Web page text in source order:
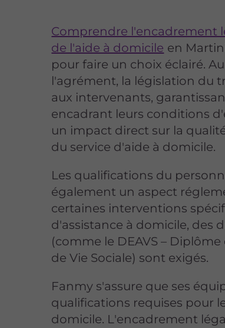
Comprendre l'encadrement
de l'aide à domicile en
pour faire un choix éclairé.
l'agrément, la législation du
aux intervenants,
encadrant leurs conditions
un impact direct sur la
du service d'aide à domicile.
Les qualifications du
également un aspect
certaines interventions
d'assistance à domicile, des
(comme le DEAVS –
de Vie Sociale) sont exigés.
Fanmy s'assure que ses
qualifications requises pour
domicile. L'encadrement